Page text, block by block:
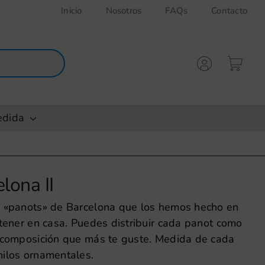
Inicio Nosotros FAQs Contacto
II
de Barcelona que los hemos hecho en
en casa. Puedes distribuir cada panot como
que más te guste. Medida de cada
ornamentales.